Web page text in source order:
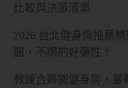
比較與決策清單
2026 台北健身房推薦
館，不綁約好彈性！
教練合夥開健身房，最